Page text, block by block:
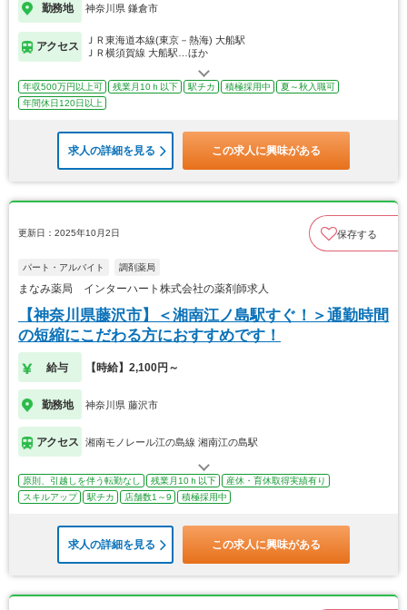
勤務地 神奈川県 鎌倉市
アクセス
ＪＲ東海道本線(東京－熱海) 大船駅
ＪＲ横須賀線 大船駅…ほか
年収500万円以上可 残業月10ｈ以下 駅チカ 積極採用中
夏～秋入職可
年間休日120日以上
求人の詳細を見る この求人に興味がある
更新日：2025年10月2日 保存する
パート・アルバイト 調剤薬局
まなみ薬局 インターハート株式会社の薬剤師求人
【神奈川県藤沢市】＜湘南江ノ島駅すぐ！＞通勤時間
の短縮にこだわる方におすすめです！
給与 【時給】2,100円～
勤務地 神奈川県 藤沢市
アクセス 湘南モノレール江の島線 湘南江の島駅
原則、引越しを伴う転勤なし 残業月10ｈ以下
産休・育休取得実績有り
スキルアップ
駅チカ 店舗数1～9 積極採用中
求人の詳細を見る この求人に興味がある